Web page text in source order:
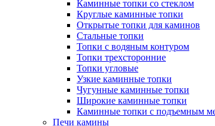
Каминные топки со стеклом
Круглые каминные топки
Открытые топки для каминов
Стальные топки
Топки с водяным контуром
Топки трехсторонние
Топки угловые
Узкие каминные топки
Чугунные каминные топки
Широкие каминные топки
Каминные топки с подъемным
Печи камины